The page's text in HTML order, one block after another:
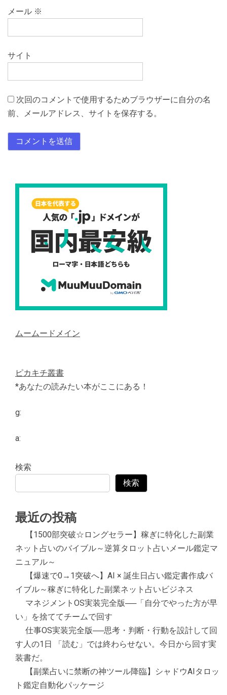
メール ※
サイト
次回のコメントで使用するためブラウザーに自分の名
前、メールアドレス、サイトを保存する。
ムームードメイン
ピカキチ叢書
*あなたの読みたい本がここにある！
g:
a:
検索
検索
最近の投稿
【1500部突破☆ロングセラー】稼ぎに特化した副業
ネット占いのバイブル～逆算タロット占いメール鑑定マ
ニュアル～
【爆速で0→1突破へ】AI × 誕生日占い鑑定書作成バ
イブル～稼ぎに特化した副業ネット占いビジネス
マネジメントOS実装完全版──「自分でやった方が早
い」を捨ててチームで回す
仕事OS実装完全版──思考・判断・行動を設計して回
す人の1日 「読む」では終わらせない。今日から回す実
装書だ。
【副業占いに禁断の神ツール降臨】シャドウAIタロッ
ト鑑定自動化パッケージ